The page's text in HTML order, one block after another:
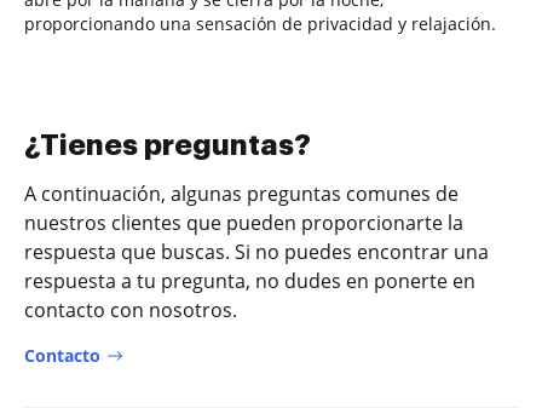
proporcionando una sensación de privacidad y relajación.
¿Tienes preguntas?
A continuación, algunas preguntas comunes de
nuestros clientes que pueden proporcionarte la
respuesta que buscas. Si no puedes encontrar una
respuesta a tu pregunta, no dudes en ponerte en
contacto con nosotros.
Contacto